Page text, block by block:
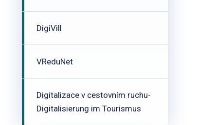
DigiVill
VReduNet
Digitalizace v cestovním ruchu-
Digitalisierung im Tourismus